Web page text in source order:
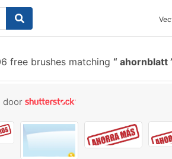
free brushes matching ahornblatt
door